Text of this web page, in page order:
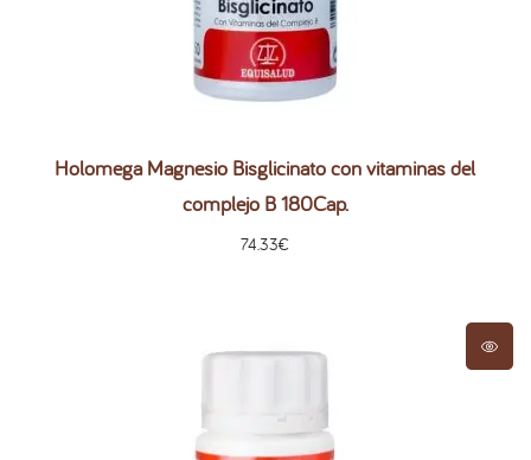
Holomega Magnesio Bisglicinato con vitaminas del
complejo B 180Cap.
74.33€